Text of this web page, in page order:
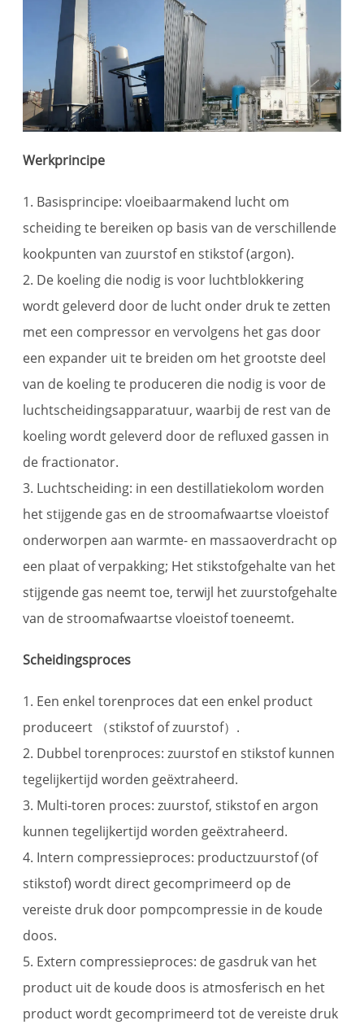
Werkprincipe
1. Basisprincipe: vloeibaarmakend lucht om
scheiding te bereiken op basis van de verschillende
kookpunten van zuurstof en stikstof (argon).
2. De koeling die nodig is voor luchtblokkering
wordt geleverd door de lucht onder druk te zetten
met een compressor en vervolgens het gas door
een expander uit te breiden om het grootste deel
van de koeling te produceren die nodig is voor de
luchtscheidingsapparatuur, waarbij de rest van de
koeling wordt geleverd door de refluxed gassen in
de fractionator.
3. Luchtscheiding: in een destillatiekolom worden
het stijgende gas en de stroomafwaartse vloeistof
onderworpen aan warmte- en massaoverdracht op
een plaat of verpakking; Het stikstofgehalte van het
stijgende gas neemt toe, terwijl het zuurstofgehalte
van de stroomafwaartse vloeistof toeneemt.
Scheidingsproces
1. Een enkel torenproces dat een enkel product
produceert （stikstof of zuurstof）.
2. Dubbel torenproces: zuurstof en stikstof kunnen
tegelijkertijd worden geëxtraheerd.
3. Multi-toren proces: zuurstof, stikstof en argon
kunnen tegelijkertijd worden geëxtraheerd.
4. Intern compressieproces: productzuurstof (of
stikstof) wordt direct gecomprimeerd op de
vereiste druk door pompcompressie in de koude
doos.
5. Extern compressieproces: de gasdruk van het
product uit de koude doos is atmosferisch en het
product wordt gecomprimeerd tot de vereiste druk